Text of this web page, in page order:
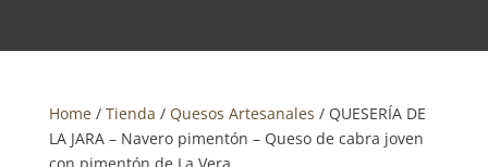
Home/ Tienda / Quesos Artesanales / QUESERÍA DE
LA JARA – Navero pimentón – Queso de cabra joven